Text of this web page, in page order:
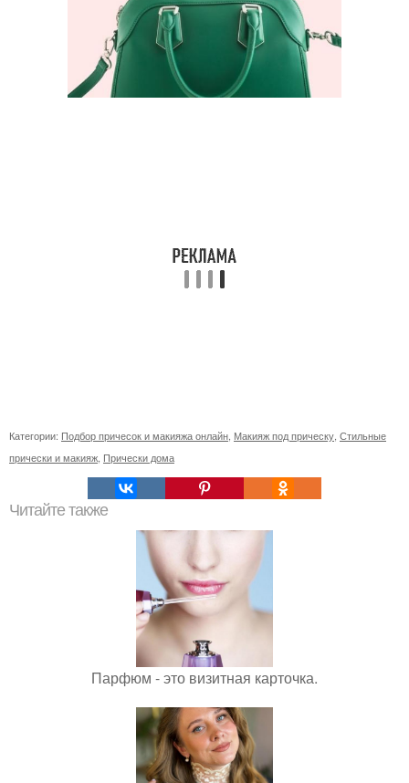
Категории: Подбор причесок и макияжа онлайн Макияж под прическу Стильные
прически и макияж Прически дома
Читайте также
Парфюм - это визитная карточка.